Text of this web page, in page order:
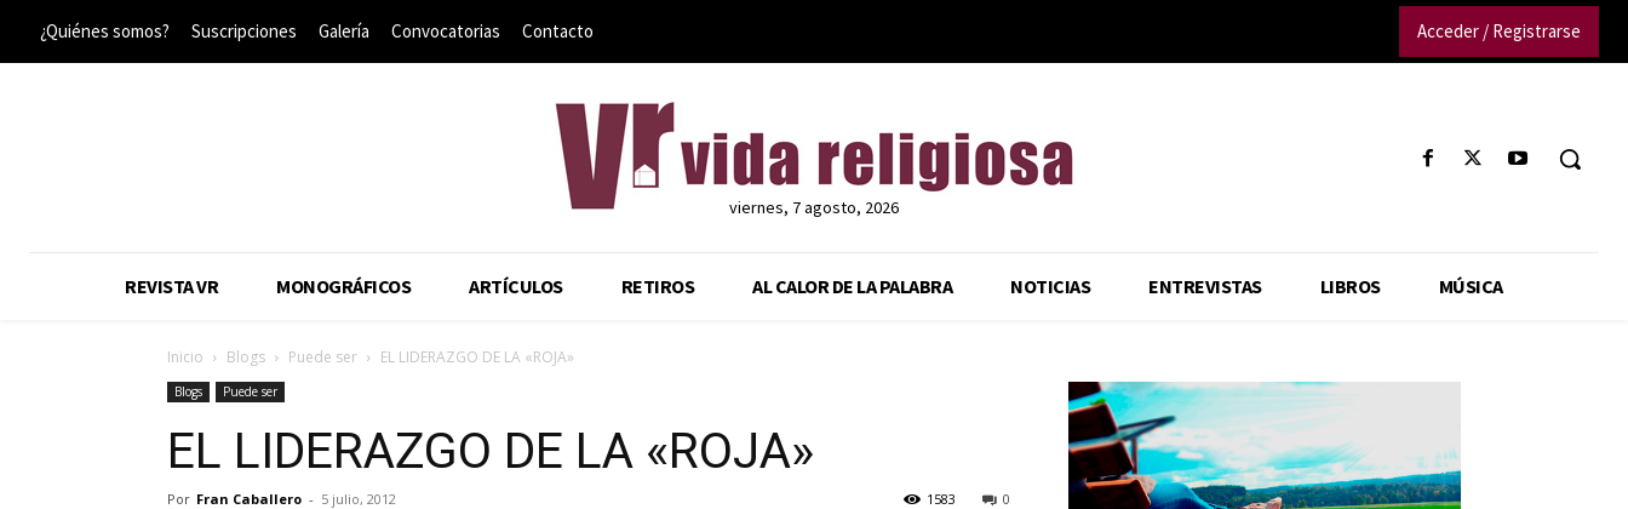
¿Quiénes somos? Suscripciones Galería Convocatorias Contacto Acceder / Registrarse
viernes, 7 agosto, 2026
REVISTA VR MONOGRÁFICOS ARTÍCULOS RETIROS AL CALOR DE LA PALABRA NOTICIAS ENTREVISTAS LIBROS MÚSICA
Inicio Blogs Puede ser EL LIDERAZGO DE LA «ROJA»
Blogs Puede ser
EL LIDERAZGO DE LA «ROJA»
Por Fran Caballero - 5 julio, 2012 0
1583